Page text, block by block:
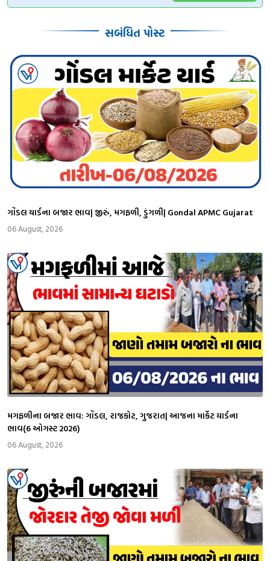
સબંધિત પોસ્ટ
ગોંડલ યાર્ડના બજાર ભાવ| જીરું, મગફળી, ડુંગળી| Gondal APMC Gujarat
06 August, 2026
મગફળીના બજાર ભાવ: ગોંડલ, રાજકોટ, ગુજરાત| આજના માર્કેટ યાર્ડના
ભાવ(6 ઓગસ્ટ 2026)
06 August, 2026